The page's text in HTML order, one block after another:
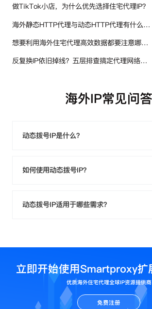
做TikTok小店，为什么优先选择住宅代理IP？
海外静态HTTP代理与动态HTTP代理有什么不同？
想要利用海外住宅代理高效数据都要注意哪些地方？
反复换IP依旧掉线？五层排查搞定代理网络异常
海外IP常见问答
动态拨号IP是什么？
如何使用动态拨号IP？
动态拨号IP适用于哪些需求？
立即开始使用Smartproxy扩
优质海外住宅代理全球IP资源提供商
免费注册